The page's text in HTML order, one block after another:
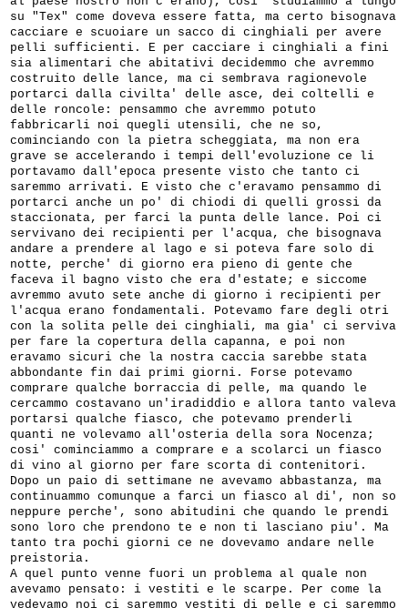
su "Tex" come doveva essere fatta, ma certo bisognava
cacciare e scuoiare un sacco di cinghiali per avere
pelli sufficienti. E per cacciare i cinghiali a fini
sia alimentari che abitativi decidemmo che avremmo
costruito delle lance, ma ci sembrava ragionevole
portarci dalla civilta' delle asce, dei coltelli e
delle roncole: pensammo che avremmo potuto
fabbricarli noi quegli utensili, che ne so,
cominciando con la pietra scheggiata, ma non era
grave se accelerando i tempi dell'evoluzione ce li
portavamo dall'epoca presente visto che tanto ci
saremmo arrivati. E visto che c'eravamo pensammo di
portarci anche un po' di chiodi di quelli grossi da
staccionata, per farci la punta delle lance. Poi ci
servivano dei recipienti per l'acqua, che bisognava
andare a prendere al lago e si poteva fare solo di
notte, perche' di giorno era pieno di gente che
faceva il bagno visto che era d'estate; e siccome
avremmo avuto sete anche di giorno i recipienti per
l'acqua erano fondamentali. Potevamo fare degli otri
con la solita pelle dei cinghiali, ma gia' ci serviva
per fare la copertura della capanna, e poi non
eravamo sicuri che la nostra caccia sarebbe stata
abbondante fin dai primi giorni. Forse potevamo
comprare qualche borraccia di pelle, ma quando le
cercammo costavano un'iradiddio e allora tanto valeva
portarsi qualche fiasco, che potevamo prenderli
quanti ne volevamo all'osteria della sora Nocenza;
cosi' cominciammo a comprare e a scolarci un fiasco
di vino al giorno per fare scorta di contenitori.
Dopo un paio di settimane ne avevamo abbastanza, ma
continuammo comunque a farci un fiasco al di', non so
neppure perche', sono abitudini che quando le prendi
sono loro che prendono te e non ti lasciano piu'. Ma
tanto tra pochi giorni ce ne dovevamo andare nelle
preistoria.
A quel punto venne fuori un problema al quale non
avevamo pensato: i vestiti e le scarpe. Per come la
vedevamo noi ci saremmo vestiti di pelle e ci saremmo